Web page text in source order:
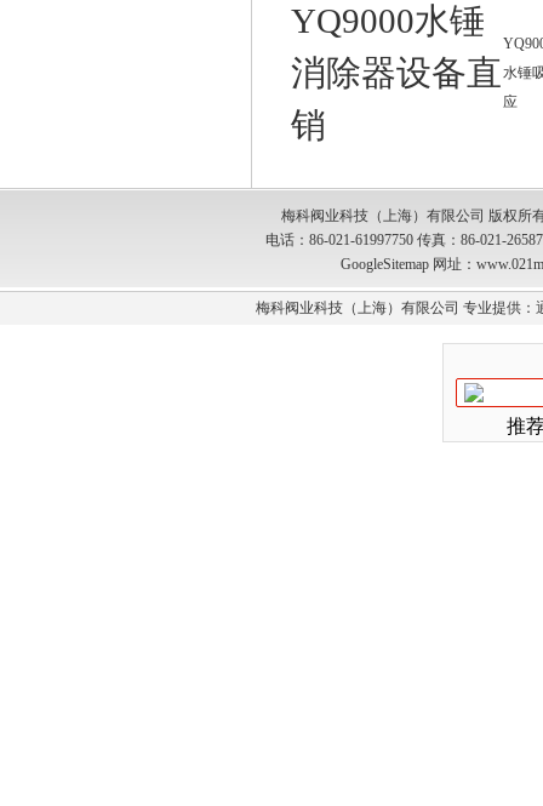
YQ9000水锤
消除器设备直
销
水锤
应
梅科阀业科技（上海）有限公司 版权所
电话：86-021-61997750 传真：86-021-
GoogleSitemap 网址：
梅科阀业科技（上海）有限公司 专业提供
推